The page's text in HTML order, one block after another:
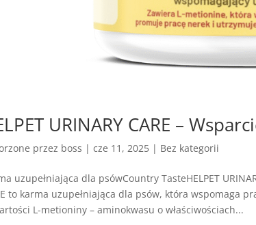
URINARY CARE –
przez boss |cze 11, 2025 | Bez kategorii
uzupełniająca dla psówCountry TasteHELPET
to karma uzupełniająca dla psów, która wspomaga
L-metioniny – aminokwasu o właściwościach...